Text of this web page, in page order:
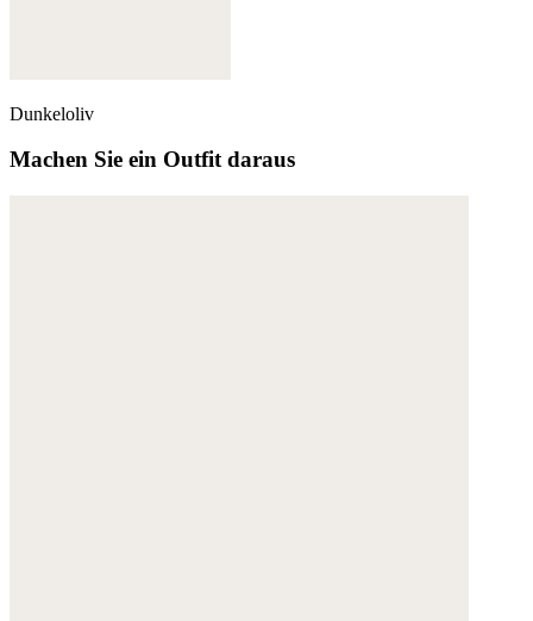
Dunkeloliv
Machen Sie ein Outfit daraus